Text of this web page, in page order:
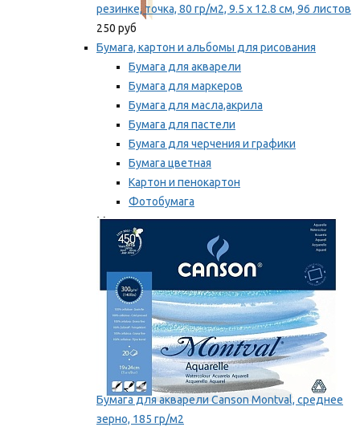
резинке, точка, 80 гр/м2, 9.5 х 12.8 см, 96 листов
250 руб
Бумага, картон и альбомы для рисования
Бумага для акварели
Бумага для маркеров
Бумага для масла,акрила
Бумага для пастели
Бумага для черчения и графики
Бумага цветная
Картон и пенокартон
Фотобумага
Мы рекомендуем
Бумага для акварели Canson Montval, среднее
зерно, 185 гр/м2